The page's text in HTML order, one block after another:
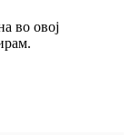
во овој